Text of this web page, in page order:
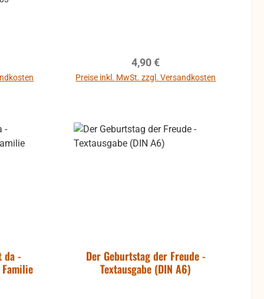
Regulärer Preis:
4,90 €
Preise inkl. MwSt. zzgl. Versandkosten
da -
Der Geburtstag der Freude -
Textausgabe (DIN A6)